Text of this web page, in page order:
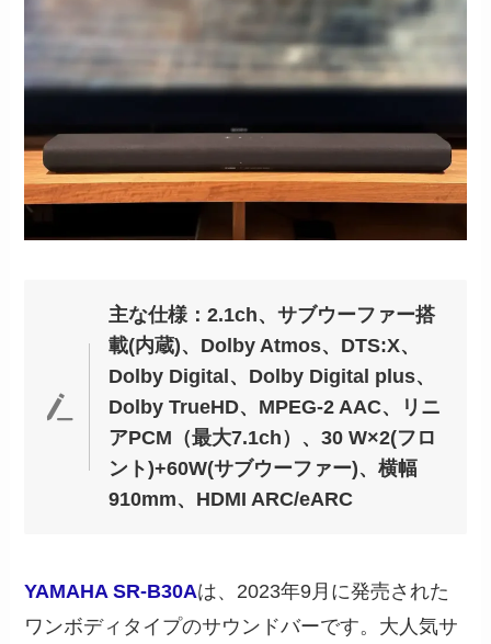
主な仕様：2.1ch、サブウーファー搭
載(内蔵)、Dolby Atmos、DTS:X、
Dolby Digital、Dolby Digital plus、
Dolby TrueHD、MPEG-2 AAC、リニ
アPCM （最大7.1ch）
、30 W×2(フロ
ント)+60W(サブウーファー)、横幅
910mm、HDMI ARC/eARC
YAMAHA SR-B30Aは、2023年9月に発売された
ワンボディタイプのサウンドバーです。大人気サ